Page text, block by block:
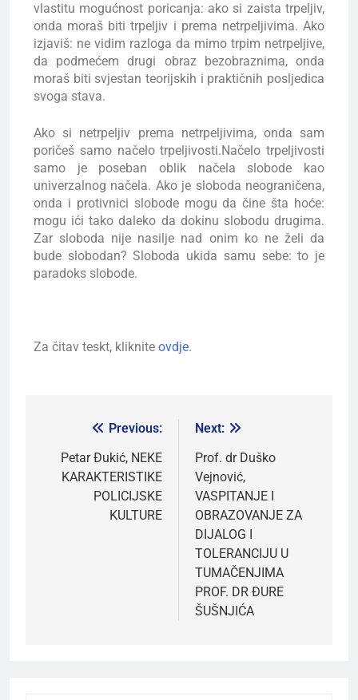
vlastitu mogućnost poricanja: ako si zaista trpeljiv,
onda moraš biti trpeljiv i prema netrpeljivima. Ako
izjaviš: ne vidim razloga da mimo trpim netrpeljive,
da podmećem drugi obraz bezobraznima, onda
moraš biti svjestan teorijskih i praktičnih posljedica
svoga stava.
Ako si netrpeljiv prema netrpeljivima, onda sam
poričeš samo načelo trpeljivosti.Načelo trpeljivosti
samo je poseban oblik načela slobode kao
univerzalnog načela. Ako je sloboda neograničena,
onda i protivnici slobode mogu da čine šta hoće:
mogu ići tako daleko da dokinu slobodu drugima.
Zar sloboda nije nasilje nad onim ko ne želi da
bude slobodan? Sloboda ukida samu sebe: to je
paradoks slobode.
Za čitav teskt, kliknite ovdje.
Previous:
Petar Đukić, NEKE
KARAKTERISTIKE
POLICIJSKE
KULTURE
Next:
Prof. dr Duško
Vejnović,
VASPITANJE I
OBRAZOVANJE ZA
DIJALOG I
TOLERANCIJU U
TUMAČENJIMA
PROF. DR ĐURE
ŠUŠNJIĆA